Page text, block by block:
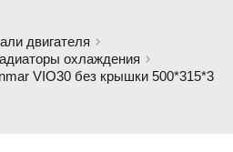
двигателя
охлаждения
VIO30 без крышки 500*315*3